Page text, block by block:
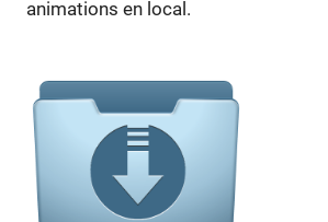
animations en local.